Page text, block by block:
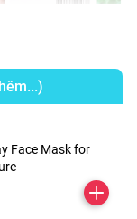
Face Mask for